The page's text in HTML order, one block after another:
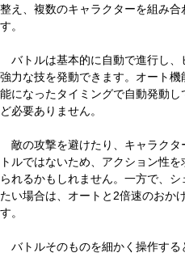
整え、複数のキャラクターを組み
す。
バトルは基本的に自動で進行し、
強力な技を発動できます。オート
能になったタイミングで自動発動
ど必要ありません。
敵の攻撃を避けたり、キャラクタ
トルではないため、アクション性
られるかもしれません。一方で、
たい場合は、オートと2倍速のおか
す。
バトルそのものを細かく操作する